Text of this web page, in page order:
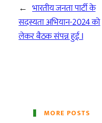
← भारतीय जनता पार्टी के
सदस्यता अभियान-2024 को
लेकर बैठक संपन्न हुई I
MORE POSTS